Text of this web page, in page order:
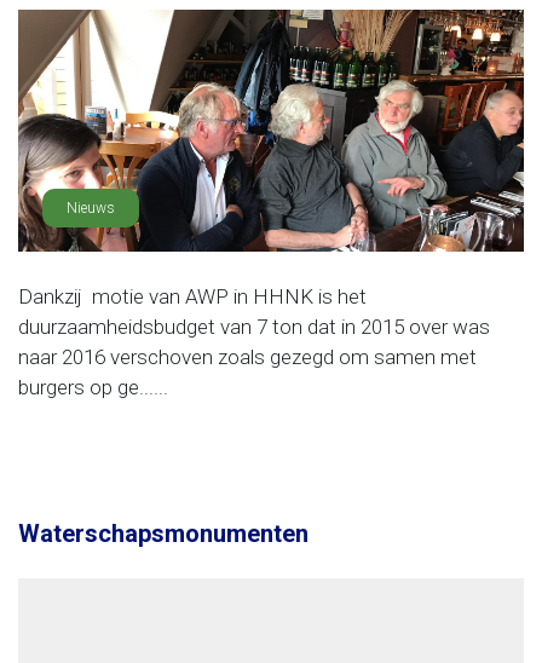
Nieuws
Dankzij motie van AWP in HHNK is het
duurzaamheidsbudget van 7 ton dat in 2015 over was
naar 2016 verschoven zoals gezegd om samen met
burgers op ge......
Waterschapsmonumenten